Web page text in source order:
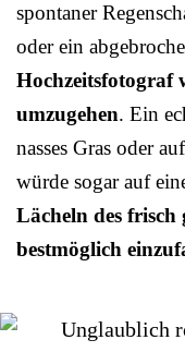
spontaner
oder ein
Hochzeitsfotograf
umzugehen. Ein
nasses Gras oder
würde sogar auf
Lächeln des frisch
bestmöglich